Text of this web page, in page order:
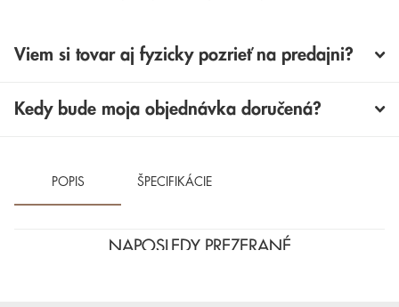
Viem si tovar aj fyzicky pozrieť na predajni?
Kedy bude moja objednávka doručená?
POPIS ŠPECIFIKÁCIE
NAPOSLEDY PREZERANÉ